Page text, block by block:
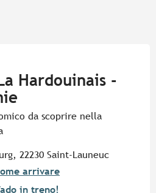
Hardouinais -
da scoprire nella
22230 Saint-Launeuc
arrivare
in treno!